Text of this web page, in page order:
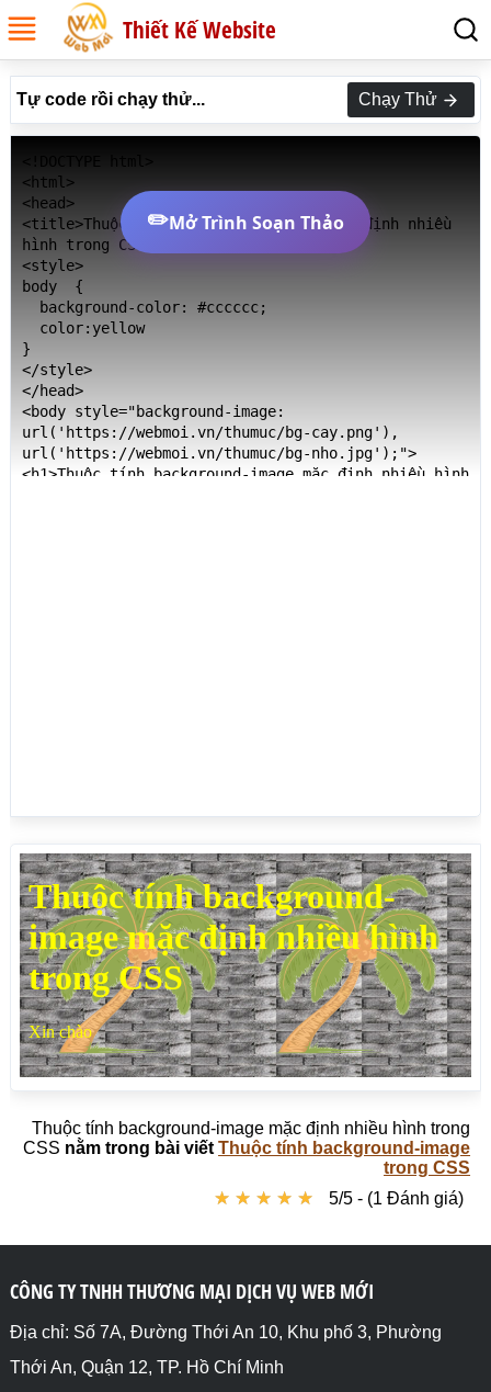
Thiết Kế Website
Tự code rồi chạy thử... Chạy Thử
<html>
<head>
<title>Thuộc tính background-image mặc định nhiều
hình trong CSS</title>
<style>
body  {
}
</style>
</head>
<body style="background-image:
url('https://webmoi.vn/thumuc/bg-cay.png'),
url('https://webmoi.vn/thumuc/bg-nho.jpg');">
<h1>Thuộc tính background-image mặc định nhiều hình
✏️Mở Trình Soạn Thảo
Thuộc tính background-image mặc định nhiều hình trong
CSS nằm trong bài viết Thuộc tính background-image
trong CSS
★ ★ ★ ★ ★
★ ★ ★ ★ ★ 5/5 - (1 Đánh giá)
CÔNG TY TNHH THƯƠNG MẠI DỊCH VỤ WEB MỚI
Địa chỉ: Số 7A, Đường Thới An 10, Khu phố 3, Phường
Thới An, Quận 12, TP. Hồ Chí Minh